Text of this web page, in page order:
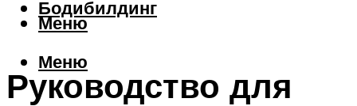
Бодибилдинг
Меню
Меню
Руководство для